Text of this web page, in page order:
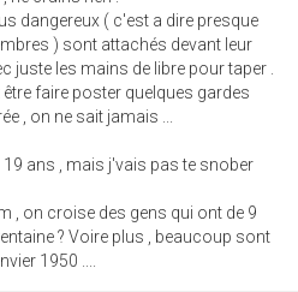
dangereux ( c'est a dire presque
) sont attachés devant leur
juste les mains de libre pour taper .
être faire poster quelques gardes
, on ne sait jamais ...
ans , mais j'vais pas te snober
, on croise des gens qui ont de 9
? Voire plus , beaucoup sont
1950 ....